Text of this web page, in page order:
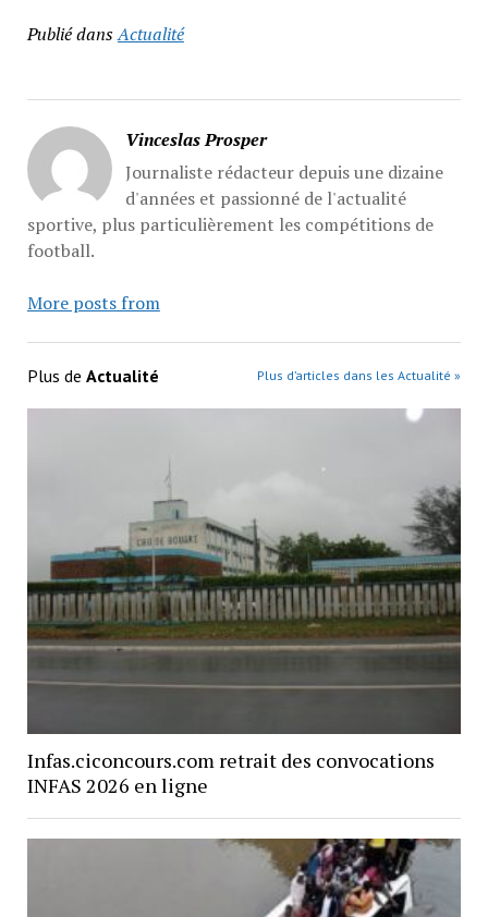
Publié dansActualité
Vinceslas Prosper
Journaliste rédacteur depuis une dizaine
d'années et passionné de l'actualité
sportive, plus particulièrement les compétitions de
football.
More posts from
Plus de Actualité Plus d’articles dans les Actualité »
Infas.ciconcours.com retrait des convocations
INFAS 2026 en ligne